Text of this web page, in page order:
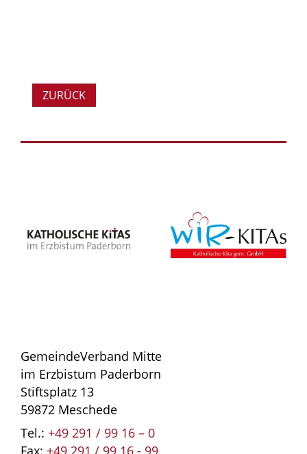
ZURÜCK
GemeindeVerband Mitte
im Erzbistum Paderborn
Stiftsplatz 13
59872 Meschede
Tel.: +49 291 / 99 16 – 0
Fax: +49 291 / 99 16 - 99